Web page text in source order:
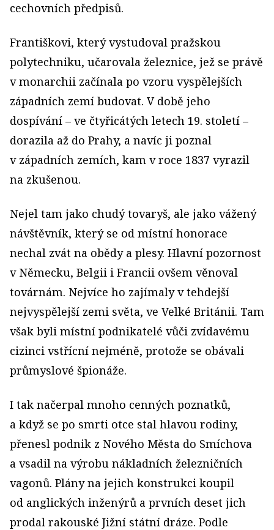
cechovních předpisů.
Františkovi, který vystudoval pražskou
polytechniku, učarovala železnice, jež se právě
v monarchii začínala po vzoru vyspělejších
západních zemí budovat. V době jeho
dospívání – ve čtyřicátých letech 19. století –
dorazila až do Prahy, a navíc ji poznal
v západních zemích, kam v roce 1837 vyrazil
na zkušenou.
Nejel tam jako chudý tovaryš, ale jako vážený
návštěvník, který se od místní honorace
nechal zvát na obědy a plesy. Hlavní pozornost
v Německu, Belgii i Francii ovšem věnoval
továrnám. Nejvíce ho zajímaly v tehdejší
nejvyspělejší zemi světa, ve Velké Británii. Tam
však byli místní podnikatelé vůči zvídavému
cizinci vstřícní nejméně, protože se obávali
průmyslové špionáže.
I tak načerpal mnoho cenných poznatků,
a když se po smrti otce stal hlavou rodiny,
přenesl podnik z Nového Města do Smíchova
a vsadil na výrobu nákladních železničních
vagonů. Plány na jejich konstrukci koupil
od anglických inženýrů a prvních deset jich
prodal rakouské Jižní státní dráze. Podle